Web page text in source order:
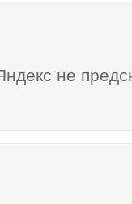
не